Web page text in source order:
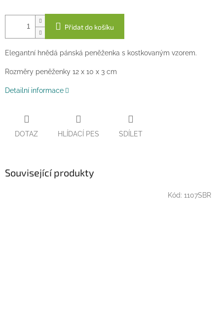
Přidat do košíku
Elegantní hnědá pánská peněženka s kostkovaným vzorem.
Rozměry peněženky 12 x 10 x 3 cm
Detailní informace
DOTAZ HLÍDACÍ PES SDÍLET
Související produkty
Kód: 1107SBR